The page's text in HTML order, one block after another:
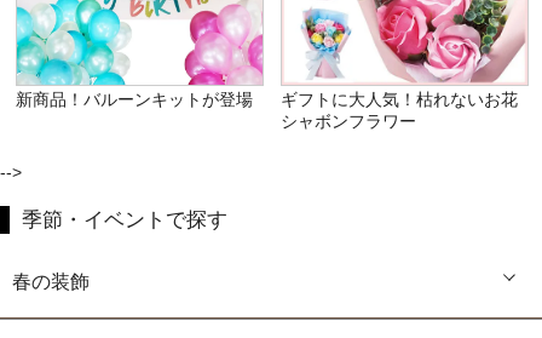
新商品！バルーンキットが登場
ギフトに大人気！枯れないお花
シャボンフラワー
-->
季節・イベントで探す
春の装飾